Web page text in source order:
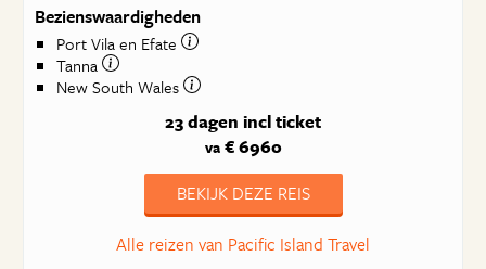
Bezienswaardigheden
Port Vila en Efate
Tanna
New South Wales
23 dagen incl ticket
va€ 6960
BEKIJK DEZE REIS
Alle reizen van Pacific Island Travel